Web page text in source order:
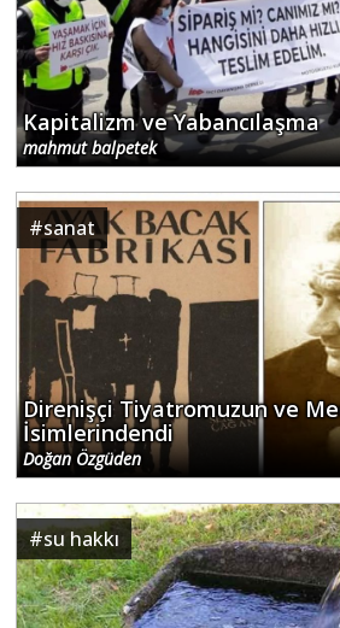
Kapitalizm ve Yabancılaşma
mahmut balpetek
#sanat
Direnişçi Tiyatromuzun ve
İsimlerindendi
Doğan Özgüden
#su hakkı